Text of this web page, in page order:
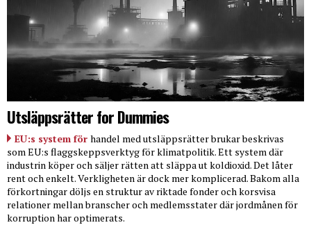
Utsläppsrätter for Dummies
EU:s system för handel med utsläppsrätter brukar beskrivas
som EU:s flaggskeppsverktyg för klimatpolitik. Ett system där
industrin köper och säljer rätten att släppa ut koldioxid. Det låter
rent och enkelt. Verkligheten är dock mer komplicerad. Bakom alla
förkortningar döljs en struktur av riktade fonder och korsvisa
relationer mellan branscher och medlemsstater där jordmånen för
korruption har optimerats.